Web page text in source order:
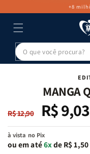
+8
PULAR PARA
MANGA
Preço
normal
R$ 12,90
Preço
promocional
R$ 9,03
à vista no Pix
ou em até6xde R$ 1,50